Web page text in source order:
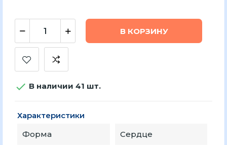
В КОРЗИНУ
 В наличии 41 шт.
Характеристики
Форма
Сердце